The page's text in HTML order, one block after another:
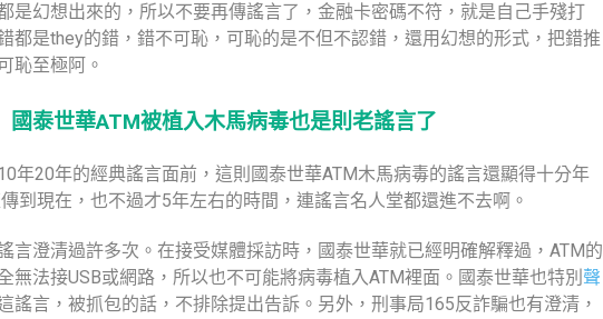
是幻想出來的，所以不要再傳謠言了，金融卡密碼不符，就是自己手殘打
都是they的錯，錯不可恥，可恥的是不但不認錯，還用幻想的形式，把錯推
恥至極阿。
國泰世華ATM被植入木馬病毒也是則老謠言了
年20年的經典謠言面前，這則國泰世華ATM木馬病毒的謠言還顯得十分年
到現在，也不過才5年左右的時間，連謠言名人堂都還進不去啊。
言澄清過許多次。在接受媒體採訪時，國泰世華就已經明確解釋過，ATM的
無法接USB或網路，所以也不可能將病毒植入ATM裡面。國泰世華也特別 聲
謠言，被抓包的話，不排除提出告訴。另外，刑事局165反詐騙也有澄清，